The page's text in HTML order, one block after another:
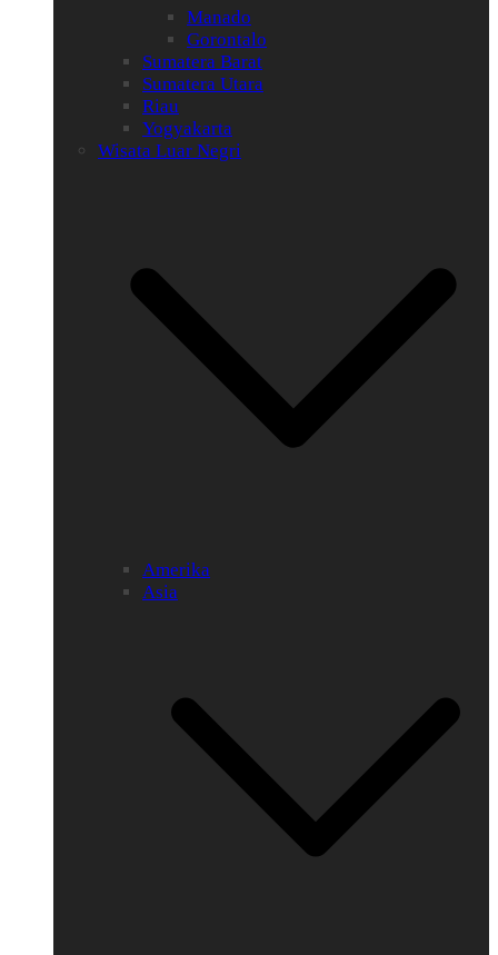
Manado
Gorontalo
Sumatera Barat
Sumatera Utara
Riau
Yogyakarta
Wisata Luar Negri
Amerika
Asia